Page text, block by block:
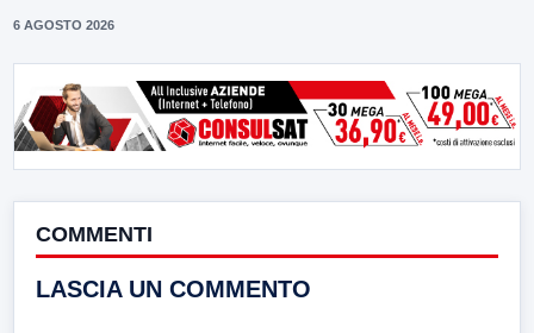
6 AGOSTO 2026
COMMENTI
LASCIA UN COMMENTO